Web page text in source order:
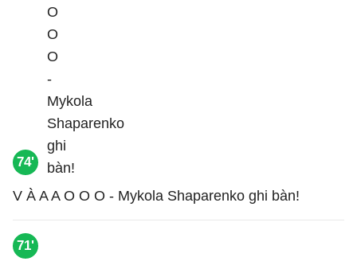
74'
V À A A O O O - Mykola Shaparenko ghi bàn!
71'